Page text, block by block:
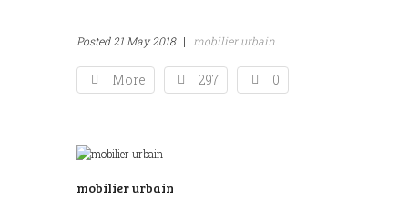
Posted21 May 2018 | mobilier urbain
More 297 0
mobilier urbain